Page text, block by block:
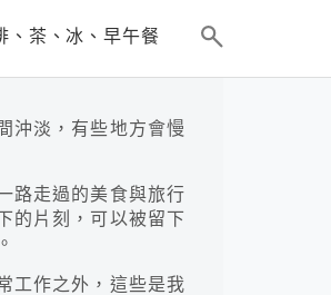
、茶、冰、早午餐
沖淡，有些地方會慢
路走過的美食與旅行
的片刻，可以被留下
工作之外，這些是我